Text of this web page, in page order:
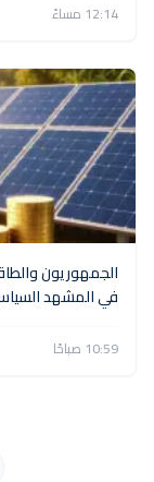
12:14 مساءً
الجمهوريون
في المشهد
10:59 صباحًا